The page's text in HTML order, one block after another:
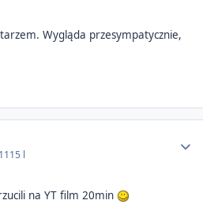
Wygląda przesympatycznie,
15 l
na YT film 20min